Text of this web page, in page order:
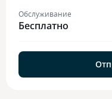
Обслуживание
Бесплатно